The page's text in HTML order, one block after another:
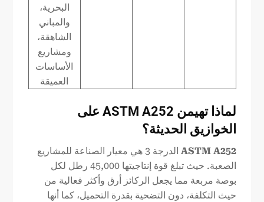
البحرية،
والمباني
الشاهقة،
ومشاريع
الأساسات
العميقة
لماذا تهيمن ASTM A252 على
الخوازيق الحديثة؟
ASTM A252
الدرجة 3 هي معيار الصناعة للمشاريع
الصعبة. حيث تبلغ قوة إنتاجيتها 45,000 رطل لكل
بوصة مربعة مما يجعل الركائز أرق وأكثر فعالية من
حيث التكلفة، دون التضحية بقدرة التحميل، كما أنها